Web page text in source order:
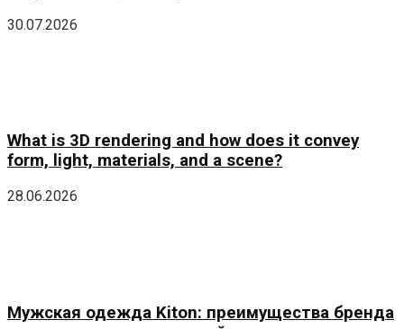
30.07.2026
What is 3D rendering and how does it convey
form, light, materials, and a scene?
28.06.2026
Мужская одежда Kiton: преимущества бренда